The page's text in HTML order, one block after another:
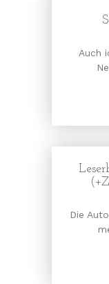
Auch
Die